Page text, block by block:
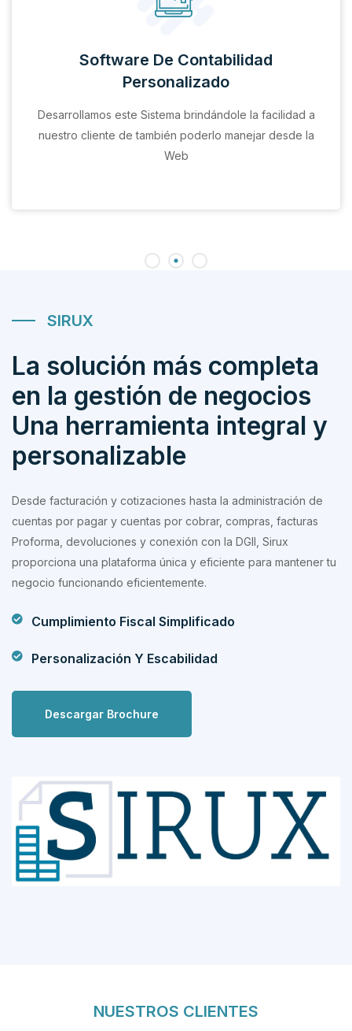
Software De Contabilidad
Personalizado
Desarrollamos este Sistema brindándole la facilidad a
nuestro cliente de también poderlo manejar desde la
Web
SIRUX
La solución más completa
en la gestión de negocios
Una herramienta integral y
personalizable
Desde facturación y cotizaciones hasta la administración de
cuentas por pagar y cuentas por cobrar, compras, facturas
Proforma, devoluciones y conexión con la DGII, Sirux
proporciona una plataforma única y eficiente para mantener tu
negocio funcionando eficientemente.
Cumplimiento Fiscal Simplificado
Personalización Y Escabilidad
Descargar Brochure
NUESTROS CLIENTES